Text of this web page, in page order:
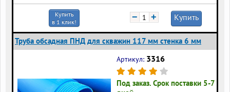
Купить
в 1 клик!
− + Купить
Труба обсадная ПНД для скважин 117 мм стенка 6 мм
Артикул: 3316
Под заказ. Срок поставки 5-7